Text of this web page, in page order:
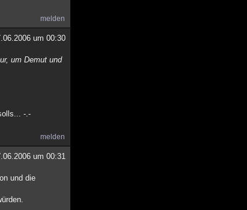
melden
um 00:30
um Demut und
-.-
melden
um 00:31
und die